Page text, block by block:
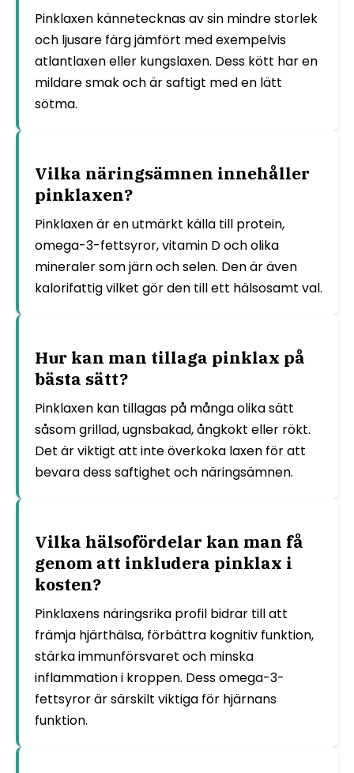
Pinklaxen kännetecknas av sin mindre storlek
och ljusare färg jämfört med exempelvis
atlantlaxen eller kungslaxen. Dess kött har en
mildare smak och är saftigt med en lätt
sötma.
Vilka näringsämnen innehåller
pinklaxen?
Pinklaxen är en utmärkt källa till protein,
omega-3-fettsyror, vitamin D och olika
mineraler som järn och selen. Den är även
kalorifattig vilket gör den till ett hälsosamt val.
Hur kan man tillaga pinklax på
bästa sätt?
Pinklaxen kan tillagas på många olika sätt
såsom grillad, ugnsbakad, ångkokt eller rökt.
Det är viktigt att inte överkoka laxen för att
bevara dess saftighet och näringsämnen.
Vilka hälsofördelar kan man få
genom att inkludera pinklax i
kosten?
Pinklaxens näringsrika profil bidrar till att
främja hjärthälsa, förbättra kognitiv funktion,
stärka immunförsvaret och minska
inflammation i kroppen. Dess omega-3-
fettsyror är särskilt viktiga för hjärnans
funktion.